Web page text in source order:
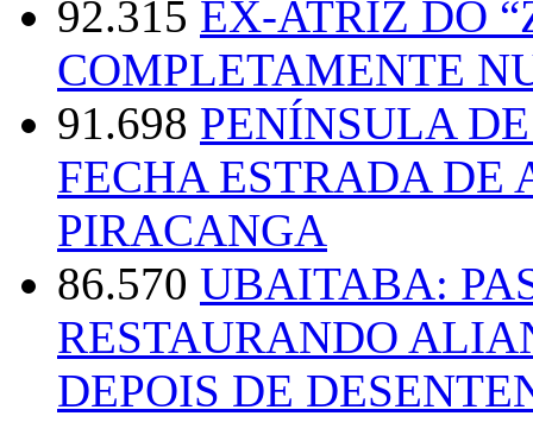
92.315 EX-ATRIZ DO
COMPLETAMENTE
91.698 PENÍNSULA
FECHA ESTRADA DE
PIRACANGA
86.570 UBAITABA:
RESTAURANDO
DEPOIS DE